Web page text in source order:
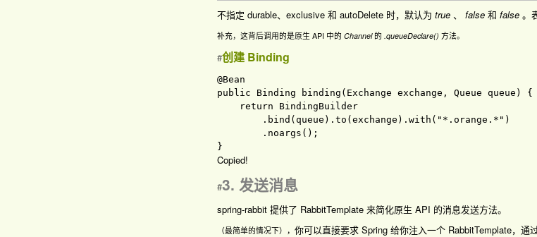
不指定 durable、exclusive 和 autoDelete 时，默认为 true、 false和 false。
补充，这背后调用的是原生 API 中的 Channel的 .queueDeclare() 方法。
#创建 Binding
public Binding binding ( Exchange exchange , Queue queue ) {
return BindingBuilder
. bind (queue ) . to (exchange ) . with ( "*.orange.*" )
. noargs ( )
Copied!
#3. 发送消息
spring-rabbit 提供了 RabbitTemplate 来简化原生 API 的消息发送方法。
（最简单的情况下）， 你可以直接要求 Spring 给你注入一个 RabbitTemplate，通